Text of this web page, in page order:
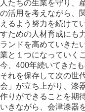
人たちの生業を守り、
の活用を考えながら、
えるよう努力を続けて
すための人材育成にも
ランドを高めていきた
業と１つになっていく
今、400年続いてきた
それを保存して次の世
会」が立ち上がり、漆
作りができることを期
いきながら、会津漆器